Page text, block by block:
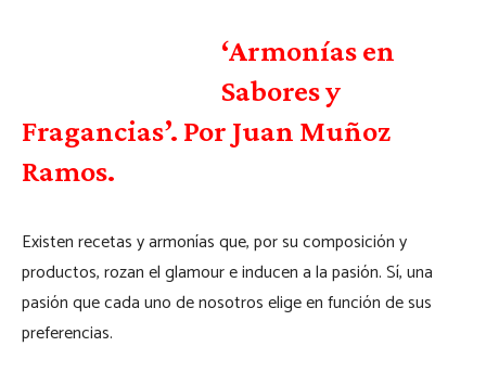
‘Armonías en
Sabores y
Fragancias’. Por Juan Muñoz
Ramos.
Existen recetas y armonías que, por su composición y
productos, rozan el glamour e inducen a la pasión. Sí, una
pasión que cada uno de nosotros elige en función de sus
preferencias.